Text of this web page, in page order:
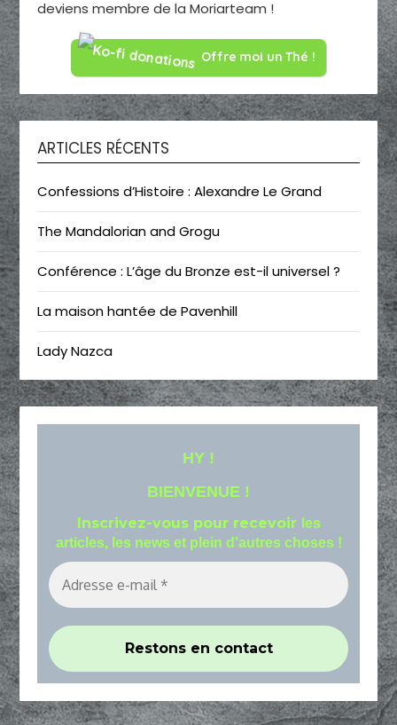
deviens membre de la Moriarteam !
Offre moi un Thé !
ARTICLES RÉCENTS
Confessions d’Histoire : Alexandre Le Grand
The Mandalorian and Grogu
Conférence : L’âge du Bronze est-il universel ?
La maison hantée de Pavenhill
Lady Nazca
HY !
BIENVENUE !
Inscrivez-vous pour recevoir les
articles, les news et plein d'autres choses !